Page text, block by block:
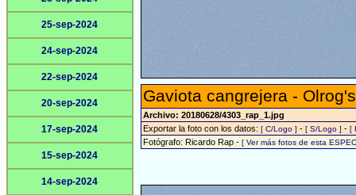
25-sep-2024
24-sep-2024
22-sep-2024
20-sep-2024
17-sep-2024
15-sep-2024
14-sep-2024
Gaviota cangrejera -
Archivo: 20180628/4303_rap_1.jpg
Exportar la foto con los datos: [ C/Logo ] - [ S/Logo ] - [
Fotógrafo: Ricardo Rap - [ Ver más fotos de esta